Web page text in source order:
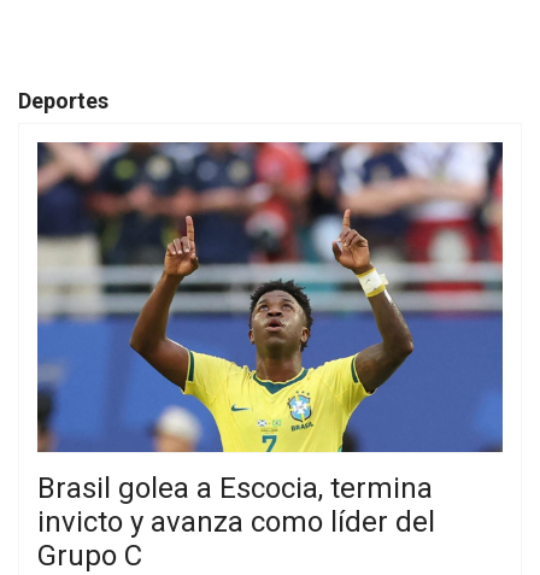
Deportes
Brasil golea a Escocia, termina
invicto y avanza como líder del
Grupo C